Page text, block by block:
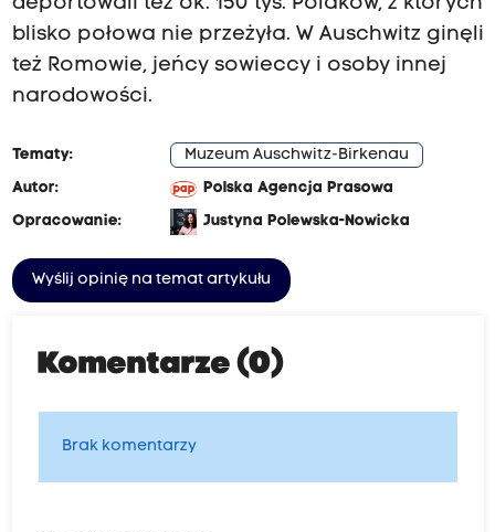
blisko połowa nie przeżyła. W Auschwitz ginęli
też Romowie, jeńcy sowieccy i osoby innej
narodowości.
Tematy:
Muzeum Auschwitz-Birkenau
Autor:
Polska Agencja Prasowa
Opracowanie:
Justyna Polewska-Nowicka
Wyślij opinię na temat artykułu
Komentarze (0)
Brak komentarzy